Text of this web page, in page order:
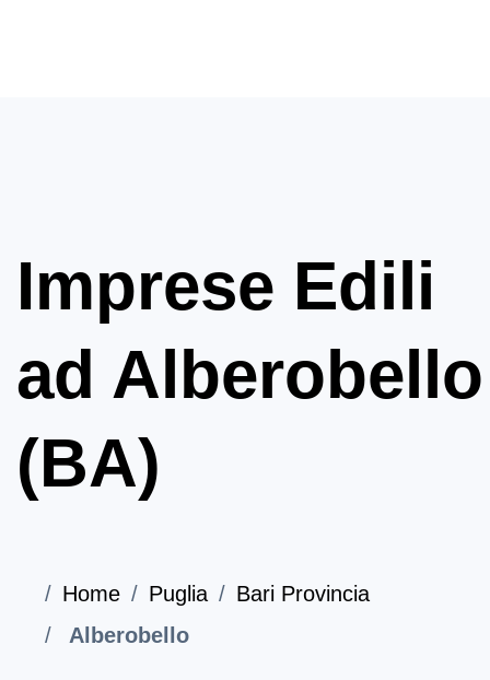
Imprese Edili
ad Alberobello
(BA)
Home Puglia
Bari Provincia
Alberobello